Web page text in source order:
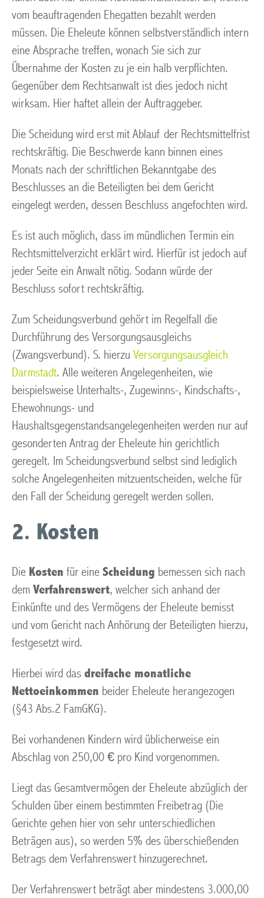
vom beauftragenden Ehegatten bezahlt werden
müssen. Die Eheleute können selbstverständlich intern
eine Absprache treffen, wonach Sie sich zur
Übernahme der Kosten zu je ein halb verpflichten.
Gegenüber dem Rechtsanwalt ist dies jedoch nicht
wirksam. Hier haftet allein der Auftraggeber.
Die Scheidung wird erst mit Ablauf der Rechtsmittelfrist
rechtskräftig. Die Beschwerde kann binnen eines
Monats nach der schriftlichen Bekanntgabe des
Beschlusses an die Beteiligten bei dem Gericht
eingelegt werden, dessen Beschluss angefochten wird.
Es ist auch möglich, dass im mündlichen Termin ein
Rechtsmittelverzicht erklärt wird. Hierfür ist jedoch auf
jeder Seite ein Anwalt nötig. Sodann würde der
Beschluss sofort rechtskräftig.
Zum Scheidungsverbund gehört im Regelfall die
Durchführung des Versorgungsausgleichs
(Zwangsverbund). S. hierzu Versorgungsausgleich
Darmstadt. Alle weiteren Angelegenheiten, wie
beispielsweise Unterhalts-, Zugewinns-, Kindschafts-,
Ehewohnungs- und
Haushaltsgegenstandsangelegenheiten werden nur auf
gesonderten Antrag der Eheleute hin gerichtlich
geregelt. Im Scheidungsverbund selbst sind lediglich
solche Angelegenheiten mitzuentscheiden, welche für
den Fall der Scheidung geregelt werden sollen.
2. Kosten
Die Kosten für eine Scheidung bemessen sich nach
dem Verfahrenswert, welcher sich anhand der
Einkünfte und des Vermögens der Eheleute bemisst
und vom Gericht nach Anhörung der Beteiligten hierzu,
festgesetzt wird.
Hierbei wird das dreifache monatliche
Nettoeinkommen beider Eheleute herangezogen
(§43 Abs.2 FamGKG).
Bei vorhandenen Kindern wird üblicherweise ein
Abschlag von 250,00 € pro Kind vorgenommen.
Liegt das Gesamtvermögen der Eheleute abzüglich der
Schulden über einem bestimmten Freibetrag (Die
Gerichte gehen hier von sehr unterschiedlichen
Beträgen aus), so werden 5% des überschießenden
Betrags dem Verfahrenswert hinzugerechnet.
Der Verfahrenswert beträgt aber mindestens 3.000,00